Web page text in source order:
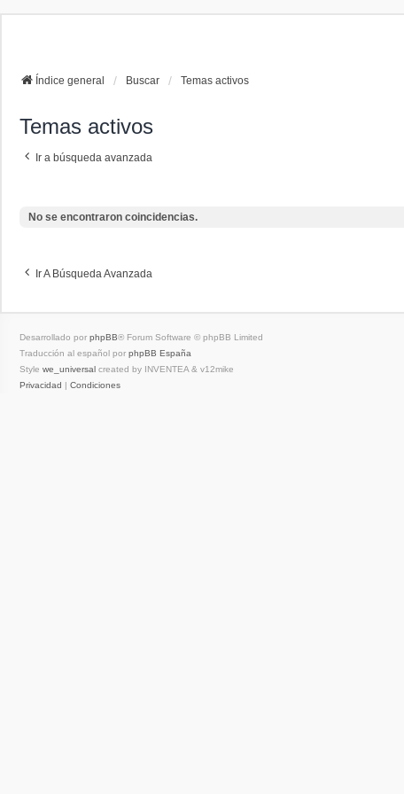
Índice general Buscar Temas activos
Temas activos
Ir a búsqueda avanzada
No se encontraron coincidencias.
Ir A Búsqueda Avanzada
Desarrollado por phpBB® Forum Software © phpBB Limited
Traducción al español por phpBB España
Style we_universal created by INVENTEA & v12mike
Privacidad | Condiciones